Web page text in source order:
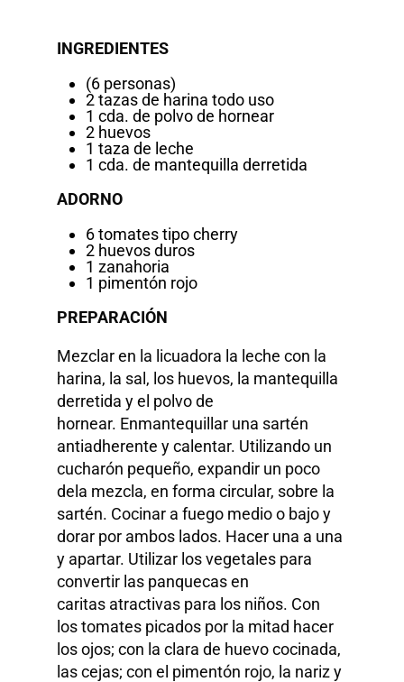
INGREDIENTES
(6 personas)
2 tazas de harina todo uso
1 cda. de polvo de hornear
2 huevos
1 taza de leche
1 cda. de mantequilla derretida
ADORNO
6 tomates tipo cherry
2 huevos duros
1 zanahoria
1 pimentón rojo
PREPARACIÓN
Mezclar en la licuadora la leche con la
harina, la sal, los huevos, la mantequilla
derretida y el polvo de
hornear. Enmantequillar una sartén
antiadherente y calentar. Utilizando un
cucharón pequeño, expandir un poco
dela mezcla, en forma circular, sobre la
sartén. Cocinar a fuego medio o bajo y
dorar por ambos lados. Hacer una a una
y apartar. Utilizar los vegetales para
convertir las panquecas en
caritas atractivas para los niños. Con
los tomates picados por la mitad hacer
los ojos; con la clara de huevo cocinada,
las cejas; con el pimentón rojo, la nariz y